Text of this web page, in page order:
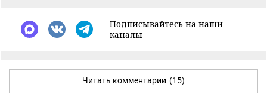
Подписывайтесь на наши
каналы
Читать комментарии (15)